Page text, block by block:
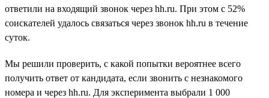
ответили на входящий звонок через hh.ru. При этом с 52%
соискателей удалось связаться через звонок hh.ru в течение
суток.
Мы решили проверить, с какой попытки вероятнее всего
получить ответ от кандидата, если звонить с незнакомого
номера и через hh.ru. Для эксперимента выбрали 1 000